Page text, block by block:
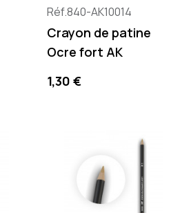
Réf.840-AK10014
Crayon de patine
Ocre fort AK
Precio
1,30 €